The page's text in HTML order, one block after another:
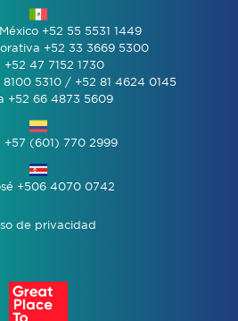
+52 55 5531 1449
+52 33 3669 5300
+52 47 7152 1730
8100 5310 / +52 81 4624 0145
+52 66 4873 5609
+57 (601) 770 2999
+506 4070 0742
de privacidad